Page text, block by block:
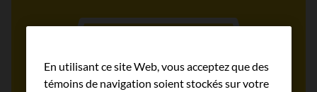
En utilisant ce site Web, vous acceptez que des
témoins de navigation soient stockés sur votre